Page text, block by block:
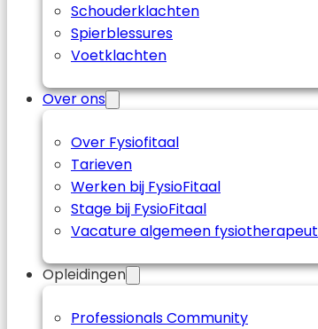
Schouderklachten
Spierblessures
Voetklachten
Over ons
Over Fysiofitaal
Tarieven
Werken bij FysioFitaal
Stage bij FysioFitaal
Vacature algemeen fysiotherapeut
Opleidingen
Professionals Community